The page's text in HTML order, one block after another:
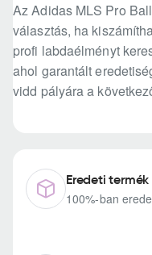
Az Adidas MLS Pro
választás, ha
profi labdaélményt
ahol garantált
vidd pályára a
Eredeti termék
100%-ban